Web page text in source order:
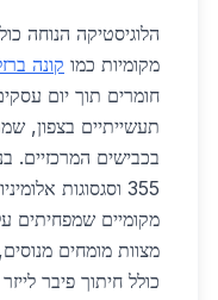
הלוגיסטיקה הנוחה
מקומיות כמו קונה
חומרים תוך יום
תעשייתיים בצפון,
בכבישים המרכזיים.
355 וסגסוגות
מקומיים שמפחיתים
כולל חיתוך פיבר